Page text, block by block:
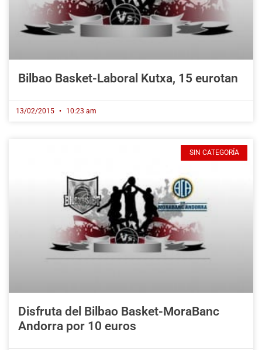
Bilbao Basket-Laboral Kutxa, 15 eurotan
13/02/2015 10:23 am
SIN CATEGORÍA
Disfruta del Bilbao Basket-MoraBanc
Andorra por 10 euros